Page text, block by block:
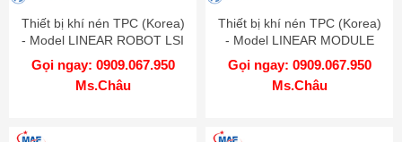
Thiết bị khí nén TPC (Korea)
- Model LINEAR ROBOT LSI
Gọi ngay: 0909.067.950
Ms.Châu
Thiết bị khí nén TPC (Korea)
- Model LINEAR MODULE
MBT
Gọi ngay: 0909.067.950
Ms.Châu